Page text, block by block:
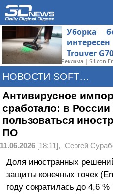
Уборка
Trouver
Реклама | Silicon
НОВОСТИ SOFTWARE
Антивирусное
сработало: в России
пользоваться
ПО
11.06.2026 [18:11], Сергей
Доля иностранных
защиты конечных точек
году сократилась до 4,6